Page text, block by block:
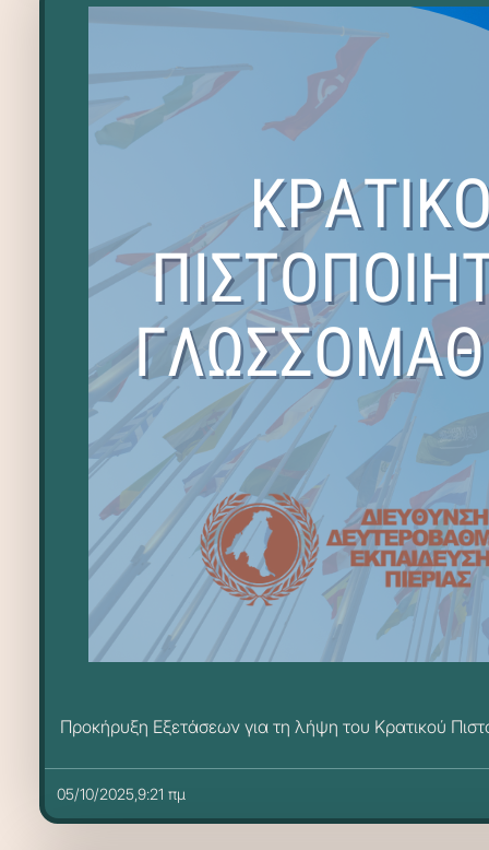
Προκήρυξη Εξετάσεων για τη λήψη του Κρατικού
05/10/2025,9:21 πμ